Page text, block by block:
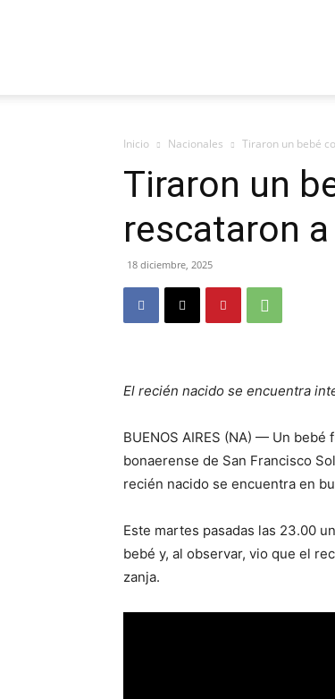
Inicio Nacionales Tiraron un bebé
Tiraron un
rescataron
18 diciembre, 2025
El recién nacido se encuentra
BUENOS AIRES (NA) — Un
bonaerense de San Francisco
recién nacido se encuentra en
Este martes pasadas las 23.00
bebé y, al observar, vio que el
zanja.